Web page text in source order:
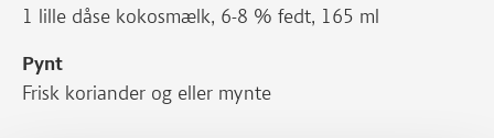
1 lille dåse kokosmælk, 6-8 % fedt, 165 ml
Pynt
Frisk koriander og eller mynte